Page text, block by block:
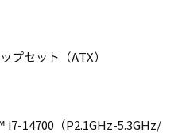
プセット（ATX）
14700（P2.1GHz-5.3GHz/